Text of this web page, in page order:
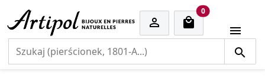

0cart items
